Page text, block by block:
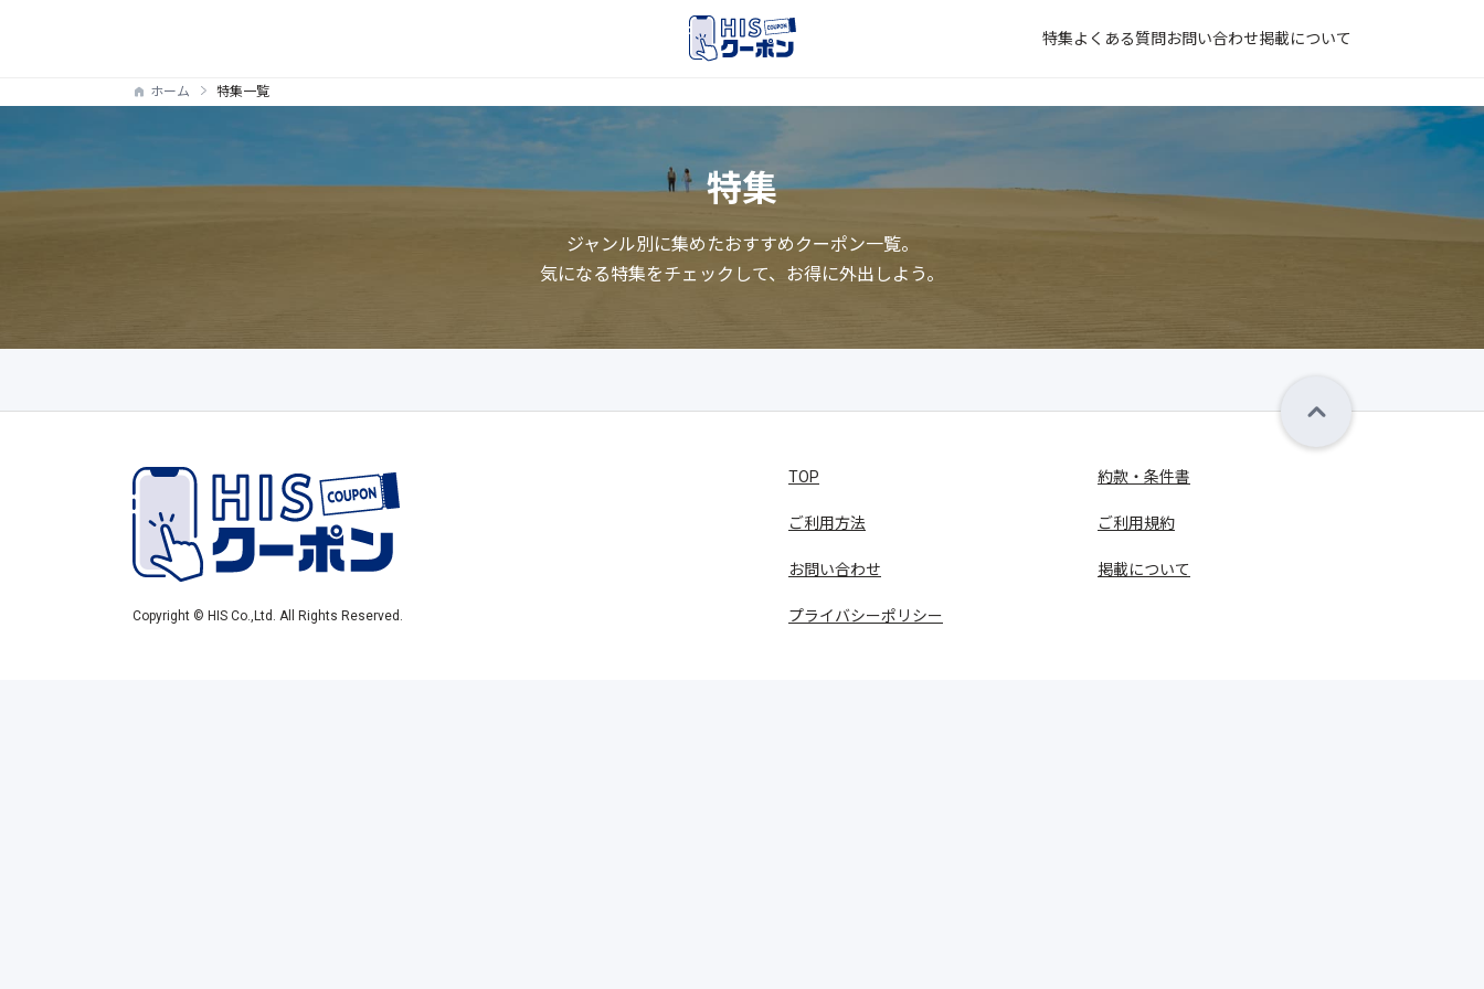
特集よくある質問お問い合わせ掲載について
ホーム 特集一覧
特集
ジャンル別に集めたおすすめクーポン一覧。
気になる特集をチェックして、お得に外出しよう。
TOP
ご利用方法
お問い合わせ
プライバシーポリシー
約款・条件書
ご利用規約
掲載について
Copyright © HIS Co.,Ltd. All Rights Reserved.